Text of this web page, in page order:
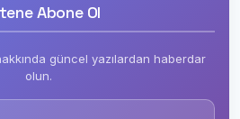
Abone Ol
güncel yazılardan haberdar
olun.